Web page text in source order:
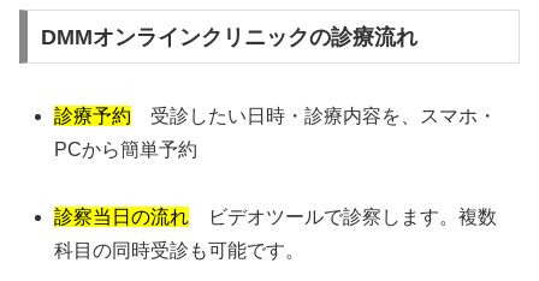
DMMオンラインクリニックの診療流れ
診療予約 受診したい日時・診療内容を、スマホ・
PCから簡単予約
診察当日の流れ ビデオツールで診察します。複数
科目の同時受診も可能です。